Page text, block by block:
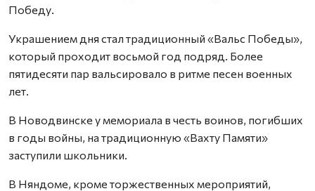
Победу.
Украшением дня стал традиционный «Вальс Победы»,
который проходит восьмой год подряд. Более
пятидесяти пар вальсировало в ритме песен военных
лет.
В Новодвинске у мемориала в честь воинов, погибших
в годы войны, на традиционную «Вахту Памяти»
заступили школьники.
В Няндоме, кроме торжественных мероприятий,